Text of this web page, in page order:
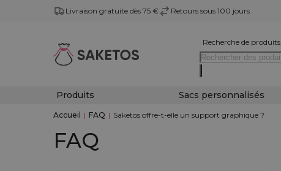
Livraison gratuite dès 75 € Retours sous 100 jours
Recherche de produits
Produits Sacs personnalisés
Accueil | FAQ | Saketos offre-t-elle un support graphique ?
FAQ